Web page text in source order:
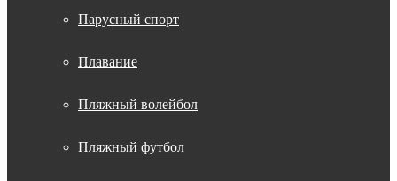
Парусный спорт
Плавание
Пляжный волейбол
Пляжный футбол